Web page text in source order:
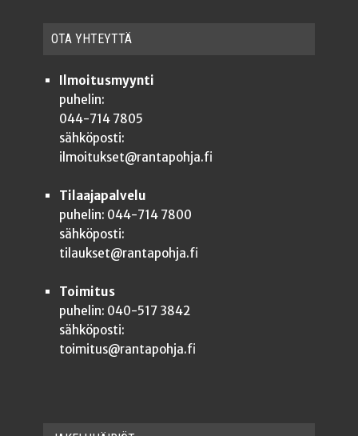
OTA YHTEYT­TÄ
Ilmoitusmyynti
puhelin:
044-714 7805
sähköposti:
ilmoitukset@rantapohja.fi
Tilaajapalvelu
puhelin: 044-714 7800
sähköposti:
tilaukset@rantapohja.fi
Toimitus
puhelin: 040-517 3842
sähköposti:
toimitus@rantapohja.fi